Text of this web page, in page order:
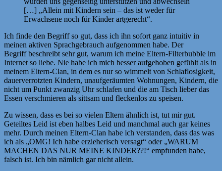
[…] „Allein mit Kindern sein – das ist weder für
Erwachsene noch für Kinder artgerecht“.
Ich finde den Begriff so gut, dass ich ihn sofort ganz intuitiv in
meinen aktiven Sprachgebrauch aufgenommen habe. Der
Begriff beschreibt sehr gut, warum ich meine Eltern-Filterbubble im
Internet so liebe. Nie habe ich mich besser aufgehoben gefühlt als in
meinem Eltern-Clan, in dem es nur so wimmelt von Schlaflosigkeit,
dauerverrotzten Kindern, unaufgeräumten Wohnungen, Kindern, die
nicht um Punkt zwanzig Uhr schlafen und die am Tisch lieber das
Essen verschmieren als sittsam und fleckenlos zu speisen.
Zu wissen, dass es bei so vielen Eltern ähnlich ist, tut mir gut.
Geteiltes Leid ist eben halbes Leid und manchmal auch gar keines
mehr. Durch meinen Eltern-Clan habe ich verstanden, dass das was
ich als „OMG! Ich habe erzieherisch versagt“ oder „WARUM
MACHEN DAS NUR MEINE KINDER??!“ empfunden habe,
falsch ist. Ich bin nämlich gar nicht allein.